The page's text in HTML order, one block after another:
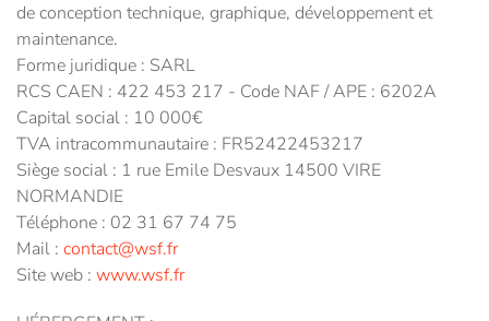
de conception technique, graphique, développement et
maintenance.
Forme juridique : SARL
RCS CAEN : 422 453 217 - Code NAF / APE : 6202A
Capital social : 10 000€
TVA intracommunautaire : FR52422453217
Siège social : 1 rue Emile Desvaux 14500 VIRE
NORMANDIE
Téléphone : 02 31 67 74 75
Mail : contact@wsf.fr
Site web : www.wsf.fr